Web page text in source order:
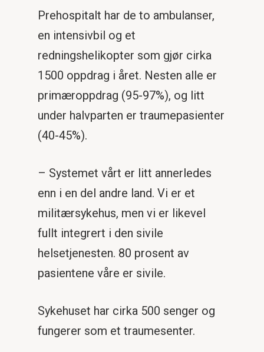
Prehospitalt har de to ambulanser,
en intensivbil og et
redningshelikopter som gjør cirka
1500 oppdrag i året. Nesten alle er
primæroppdrag (95-97%), og litt
under halvparten er traumepasienter
(40-45%).
– Systemet vårt er litt annerledes
enn i en del andre land. Vi er et
militærsykehus, men vi er likevel
fullt integrert i den sivile
helsetjenesten. 80 prosent av
pasientene våre er sivile.
Sykehuset har cirka 500 senger og
fungerer som et traumesenter.